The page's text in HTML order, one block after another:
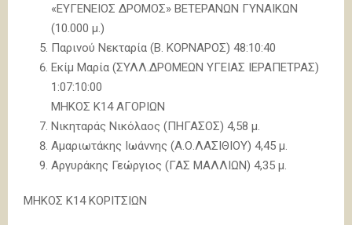
«ΕΥΓΕΝΕΙΟΣ ΔΡΟΜΟΣ» ΒΕΤΕΡΑΝΩΝ ΓΥΝΑΙΚΩΝ
(10.000 μ.)
Παρινού Νεκταρία (Β. ΚΟΡΝΑΡΟΣ) 48:10:40
Eκίμ Μαρία (ΣΥΛΛ.ΔΡΟΜΕΩΝ ΥΓΕΙΑΣ ΙΕΡΑΠΕΤΡΑΣ)
1:07:10:00
ΜΗΚΟΣ Κ14 ΑΓΟΡΙΩΝ
Νικηταράς Νικόλαος (ΠΗΓΑΣΟΣ) 4,58 μ.
Αμαριωτάκης Ιωάννης (Α.Ο.ΛΑΣΙΘΙΟΥ) 4,45 μ.
Αργυράκης Γεώργιος (ΓΑΣ ΜΑΛΛΙΩΝ) 4,35 μ.
ΜΗΚΟΣ Κ14 ΚΟΡΙΤΣΙΩΝ